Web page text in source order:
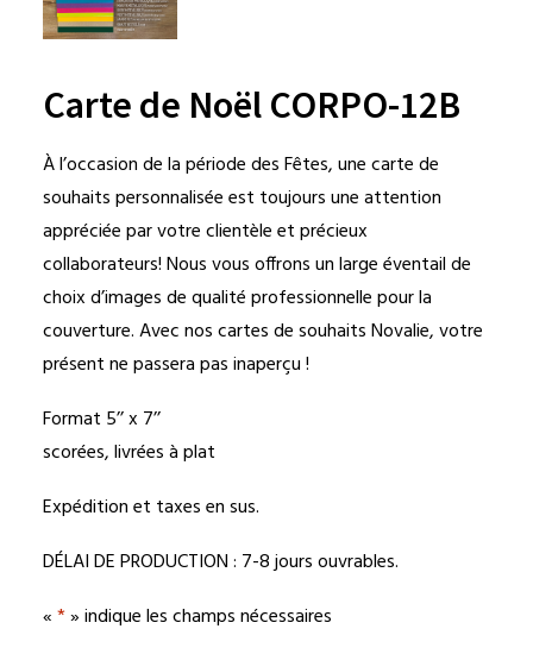
Carte de Noël CORPO-12B
À l’occasion de la période des Fêtes, une carte de
souhaits personnalisée est toujours une attention
appréciée par votre clientèle et précieux
collaborateurs! Nous vous offrons un large éventail de
choix d’images de qualité professionnelle pour la
couverture. Avec nos cartes de souhaits Novalie, votre
présent ne passera pas inaperçu !
Format 5’’ x 7’’
scorées, livrées à plat
Expédition et taxes en sus.
DÉLAI DE PRODUCTION : 7-8 jours ouvrables.
«*» indique les champs nécessaires